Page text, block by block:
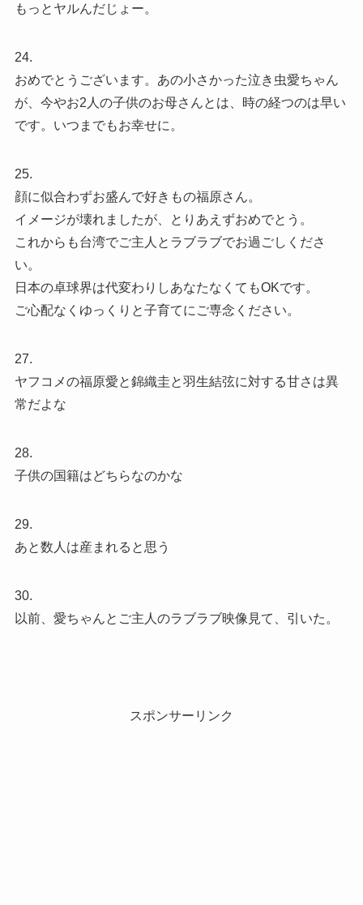
もっとヤルんだじょー。
24.
おめでとうございます。あの小さかった泣き虫愛ちゃん
が、今やお2人の子供のお母さんとは、時の経つのは早い
です。いつまでもお幸せに。
25.
顔に似合わずお盛んで好きもの福原さん。
イメージが壊れましたが、とりあえずおめでとう。
これからも台湾でご主人とラブラブでお過ごしくださ
い。
日本の卓球界は代変わりしあなたなくてもOKです。
ご心配なくゆっくりと子育てにご専念ください。
27.
ヤフコメの福原愛と錦織圭と羽生結弦に対する甘さは異
常だよな
28.
子供の国籍はどちらなのかな
29.
あと数人は産まれると思う
30.
以前、愛ちゃんとご主人のラブラブ映像見て、引いた。
スポンサーリンク